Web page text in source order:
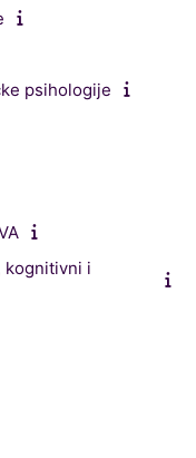
psihologije
kognitivni i